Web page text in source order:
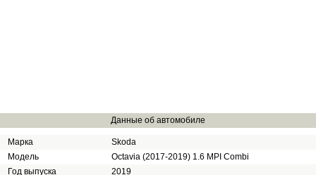
Данные об автомобиле
Марка
Skoda
Модель
Octavia (2017-2019) 1.6 MPI Combi
Год выпуска
2019